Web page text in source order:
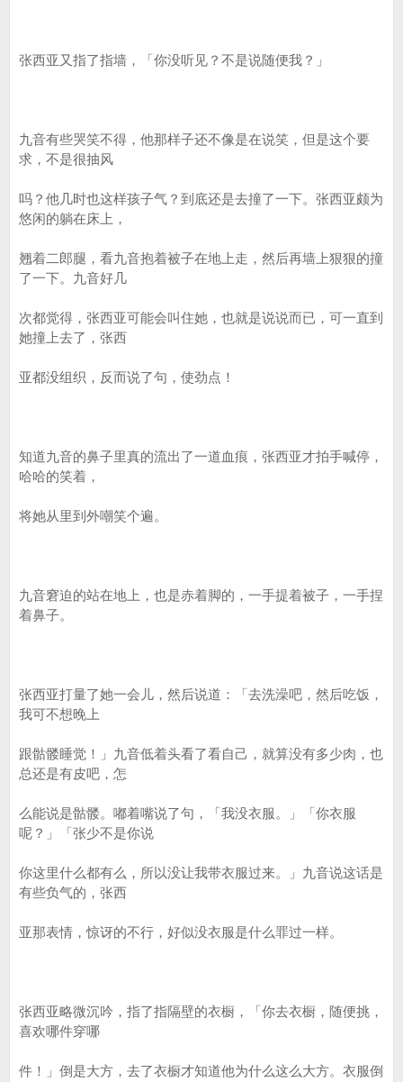
张西亚又指了指墙，「你没听见？不是说随便我？」
九音有些哭笑不得，他那样子还不像是在说笑，但是这个要
求，不是很抽风
吗？他几时也这样孩子气？到底还是去撞了一下。张西亚颇为
悠闲的躺在床上，
翘着二郎腿，看九音抱着被子在地上走，然后再墙上狠狠的撞
了一下。九音好几
次都觉得，张西亚可能会叫住她，也就是说说而已，可一直到
她撞上去了，张西
亚都没组织，反而说了句，使劲点！
知道九音的鼻子里真的流出了一道血痕，张西亚才拍手喊停，
哈哈的笑着，
将她从里到外嘲笑个遍。
九音窘迫的站在地上，也是赤着脚的，一手提着被子，一手捏
着鼻子。
张西亚打量了她一会儿，然后说道：「去洗澡吧，然后吃饭，
我可不想晚上
跟骷髅睡觉！」九音低着头看了看自己，就算没有多少肉，也
总还是有皮吧，怎
么能说是骷髅。嘟着嘴说了句，「我没衣服。」「你衣服
呢？」「张少不是你说
你这里什么都有么，所以没让我带衣服过来。」九音说这话是
有些负气的，张西
亚那表情，惊讶的不行，好似没衣服是什么罪过一样。
张西亚略微沉吟，指了指隔壁的衣橱，「你去衣橱，随便挑，
喜欢哪件穿哪
件！」倒是大方，去了衣橱才知道他为什么这么大方。衣服倒